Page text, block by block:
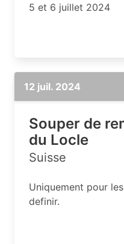
5 et 6 juillet 2024
12 juil. 2024
Souper de
du Locle
Suisse
Uniquement pour
definir.